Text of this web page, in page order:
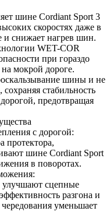
шине Cordiant Sport 3
скоростях даже в
и снижает нагрев шин.
WET-COR
при гораздо
мокрой дороге.
шины и не
стабильность
предотвращая
с дорогой:
протектора,
шине Cordiant Sport
в поворотах.
улучшают сцепные
разгона и
уменьшает